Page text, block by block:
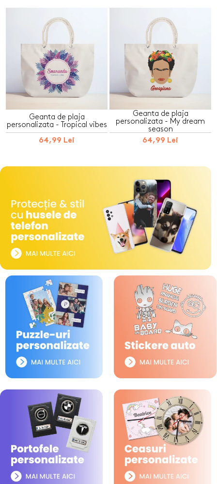
Geanta de plaja
personalizata - Tropical vibes
64,99 Lei
Geanta de plaja
personalizata - My dream
season
64,99 Lei